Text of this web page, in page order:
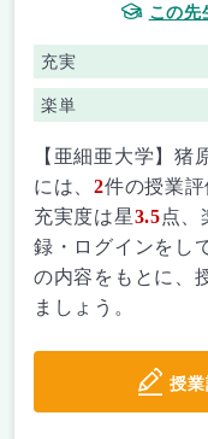
この先
充実
楽単
【亜細亜大学】猪
には、2件の授業
充実度は星3.5点、
録・ログインをし
の内容をもとに、
ましょう。
授業